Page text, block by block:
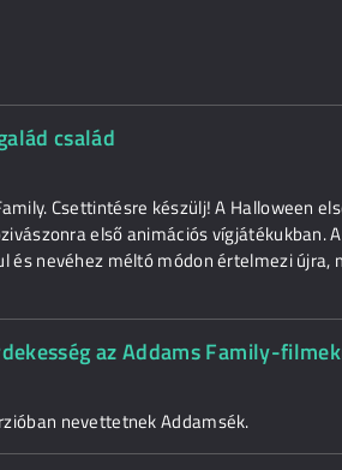
család
Csettintésre készülj! A Halloween
első animációs vígjátékukban.
és nevéhez méltó módon értelmezi újra,
az Addams Family-
nevettetnek Addamsék.